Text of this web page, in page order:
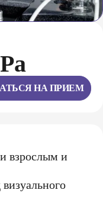
НА ПРИЕМ
взрослым и